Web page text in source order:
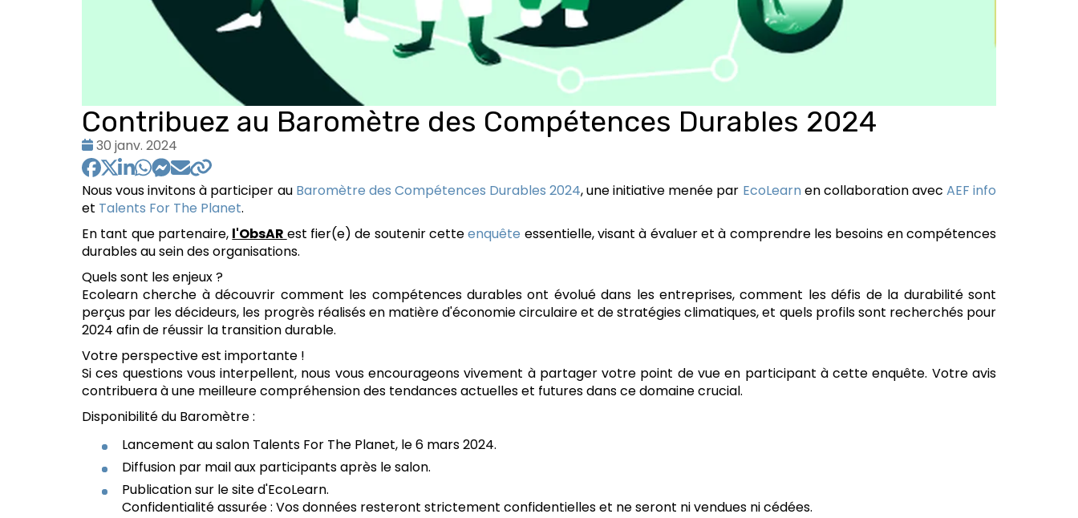
Contribuez au Baromètre des Compétences Durables 2024
Date
:
30 janv. 2024
Nous vous invitons à participer au Baromètre des Compétences Durables 2024, une initiative menée par EcoLearnen collaboration avec AEF info
et Talents For The Planet.
En tant que partenaire, l'ObsAR est fier(e) de soutenir cetteenquête essentielle, visant à évaluer et à comprendre les besoins en compétences
durables au sein des organisations.
Quels sont les enjeux ?
Ecolearn cherche à découvrir comment les compétences durables ont évolué dans les entreprises, comment les défis de la durabilité sont
perçus par les décideurs, les progrès réalisés en matière d'économie circulaire et de stratégies climatiques, et quels profils sont recherchés pour
2024 afin de réussir la transition durable.
Votre perspective est importante !
Si ces questions vous interpellent, nous vous encourageons vivement à partager votre point de vue en participant à cette enquête. Votre avis
contribuera à une meilleure compréhension des tendances actuelles et futures dans ce domaine crucial.
Disponibilité du Baromètre :
Lancement au salon Talents For The Planet, le 6 mars 2024.
Diffusion par mail aux participants après le salon.
Publication sur le site d'EcoLearn.
Confidentialité assurée : Vos données resteront strictement confidentielles et ne seront ni vendues ni cédées.